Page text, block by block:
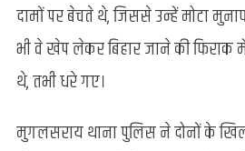
दामों पर बेचते थे, जिससे उन्हें मोटा
भी वे खेप लेकर बिहार जाने की
थे, तभी धरे गए।
मुगलसराय थाना पुलिस ने दोनों के